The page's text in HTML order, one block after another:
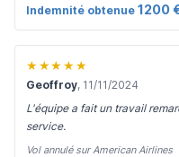
Indemnité obtenue 1200
★★★★★
Geoffroy, 11/11/2024
L'équipe a fait un travail
service.
Vol annulé sur American Airlines